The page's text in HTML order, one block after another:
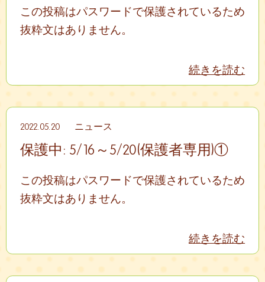
この投稿はパスワードで保護されているため
抜粋文はありません。
続きを読む
2022.05.20 ニュース
保護中: 5/16～5/20(保護者専用)①
この投稿はパスワードで保護されているため
抜粋文はありません。
続きを読む